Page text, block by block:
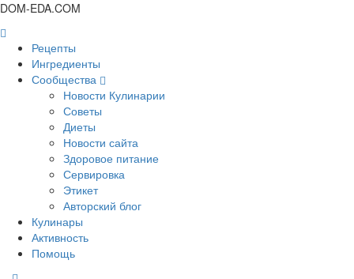
DOM-EDA.COM
Рецепты
Ингредиенты
Сообщества
Новости Кулинарии
Советы
Диеты
Новости сайта
Здоровое питание
Сервировка
Этикет
Авторский блог
Кулинары
Активность
Помощь